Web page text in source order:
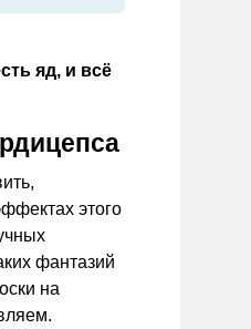
яд, и всё
этого
фантазий
на